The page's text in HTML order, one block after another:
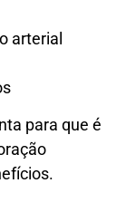
arterial
para que é